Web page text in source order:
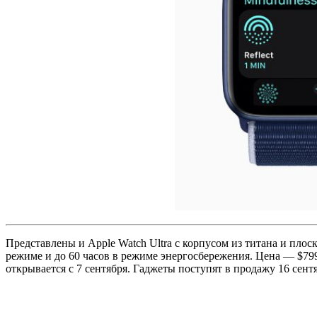
Представлены и Apple Watch Ultra с корпусом из титана и
режиме и до 60 часов в режиме энергосбережения. Цена —
открывается с 7 сентября. Гаджеты поступят в продажу 16